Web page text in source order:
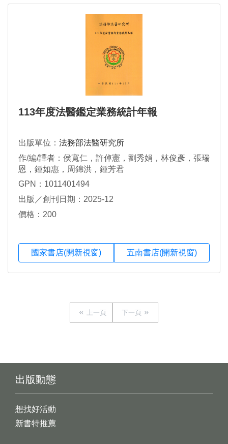
113年度法醫鑑定業務統計年報
出版單位： 法務部法醫研究所
作/編/譯者：侯寬仁，許倬憲，劉秀娟，林俊彥，張瑞
恩，鍾如惠，周錦洪，鍾芳君
GPN：1011401494
出版／創刊日期：2025-12
價格：200
國家書店(開新視窗) 五南書店(開新視窗)
上一頁 下一頁
出版動態
想找好活動
新書特推薦